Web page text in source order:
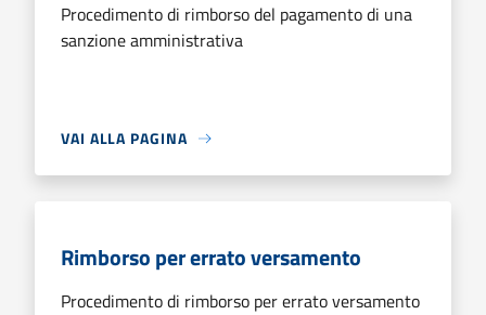
Procedimento di rimborso del pagamento di una
sanzione amministrativa
VAI ALLA PAGINA
Rimborso per errato versamento
Procedimento di rimborso per errato versamento